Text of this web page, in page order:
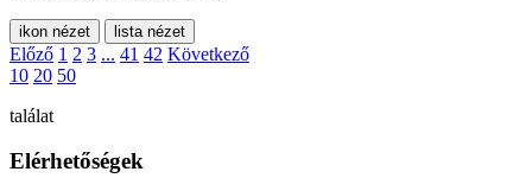
ikon nézet lista nézet
Előző 1 2 3 ... 41 42 Következő
10 20 50
találat
Elérhetőségek